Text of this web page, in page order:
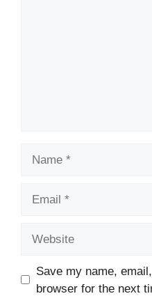
Save my name,
browser for the next